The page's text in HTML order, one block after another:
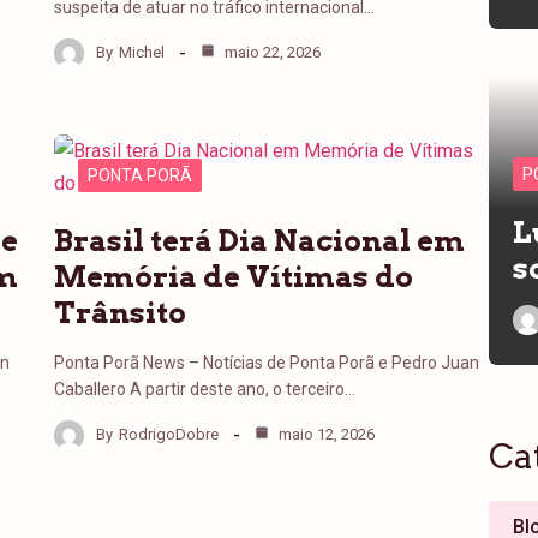
suspeita de atuar no tráfico internacional…
By Michel maio 22, 2026
PONTA PORÃ
Brasil terá Dia Nacional em
Memória de Vítimas do
Trânsito
Ponta Porã News – Notícias de Ponta Porã e Pedro Juan
Caballero A partir deste ano, o terceiro…
By RodrigoDobre maio 12, 2026